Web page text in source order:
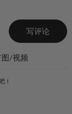
写评论
图/视频
！